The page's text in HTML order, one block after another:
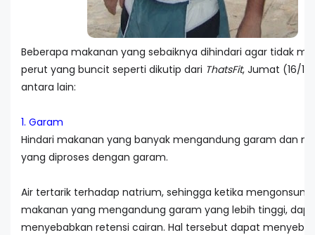
Beberapa makanan yang sebaiknya dihindari agar tidak
perut yang buncit seperti dikutip dari ThatsFit, Jumat (16/12/
antara lain:
1. Garam
Hindari makanan yang banyak mengandung garam dan
yang diproses dengan garam.
Air tertarik terhadap natrium, sehingga ketika
makanan yang mengandung garam yang lebih tinggi,
menyebabkan retensi cairan. Hal tersebut dapat